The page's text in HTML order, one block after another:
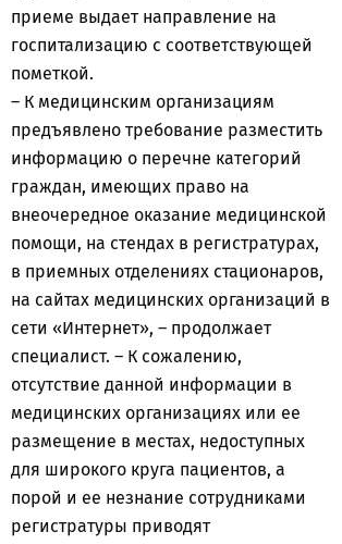
приеме выдает направление на
госпитализацию с соответствующей
пометкой.
– К медицинским организациям
предъявлено требование разместить
информацию о перечне категорий
граждан, имеющих право на
внеочередное оказание медицинской
помощи, на стендах в регистратурах,
в приемных отделениях стационаров,
на сайтах медицинских организаций в
сети «Интернет», – продолжает
специалист. – К сожалению,
отсутствие данной информации в
медицинских организациях или ее
размещение в местах, недоступных
для широкого круга пациентов, а
порой и ее незнание сотрудниками
регистратуры приводят